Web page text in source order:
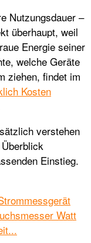
Nutzungsdauer –
überhaupt, weil
Energie seiner
welche Geräte
ziehen, findet im
Kosten
verstehen
Einstieg.